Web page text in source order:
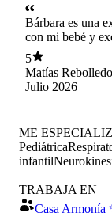
Bárbara es una
con mi bebé y
ejercicios que
5
Matías Rebolledo
Langevin
Julio 2026
ME
Pediátrica
infantil
TRABAJA EN
Casa Armonía